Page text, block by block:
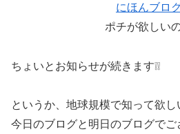
にほんブロ
ポチが欲しい
ちょいとお知らせが続きます❕❕
というか、地球規模で知って欲し
今日のブログと明日のブログでご